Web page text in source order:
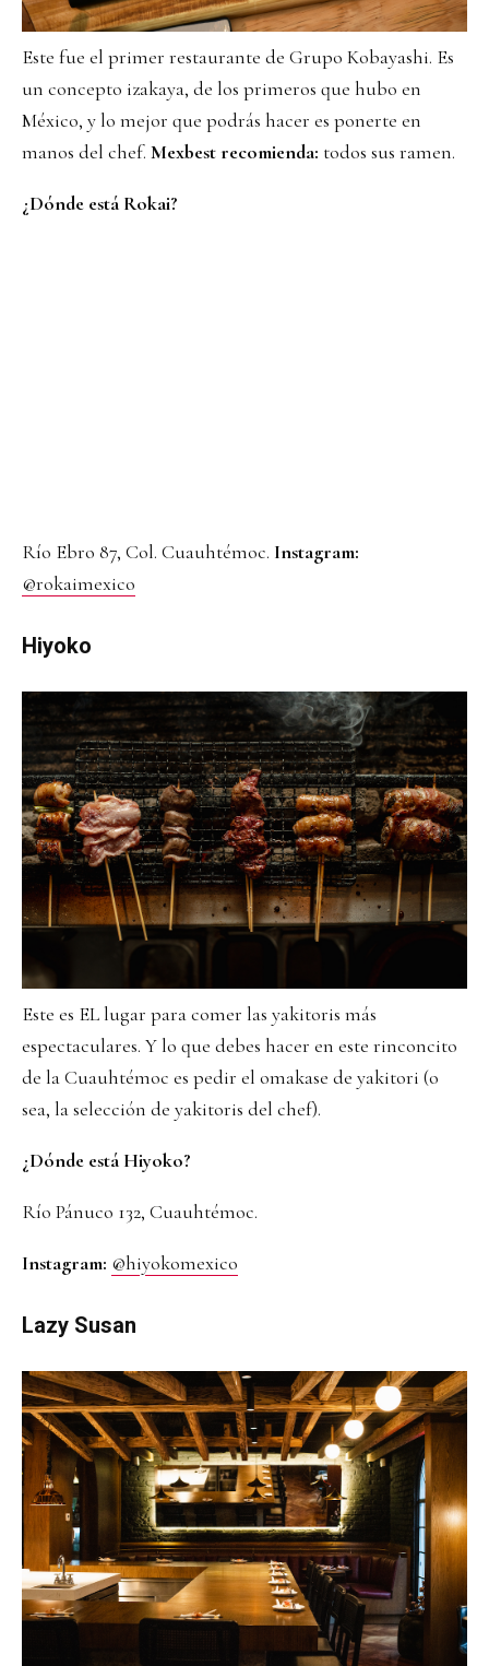
Este fue el primer restaurante de Grupo Kobayashi. Es
un concepto izakaya, de los primeros que hubo en
México, y lo mejor que podrás hacer es ponerte en
manos del chef. Mexbest recomienda: todos sus ramen.
¿Dónde está Rokai?
Río Ebro 87, Col. Cuauhtémoc. Instagram:
@rokaimexico
Hiyoko
Este es EL lugar para comer las yakitoris más
espectaculares. Y lo que debes hacer en este rinconcito
de la Cuauhtémoc es pedir el omakase de yakitori (o
sea, la selección de yakitoris del chef).
¿Dónde está Hiyoko?
Río Pánuco 132, Cuauhtémoc.
Instagram: @hiyokomexico
Lazy Susan